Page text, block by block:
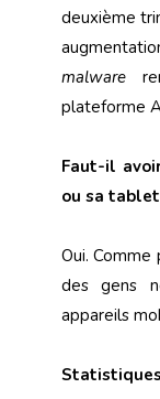
deuxième
malware
plateforme
Faut-il
ou sa
Oui. Comme
des gens
appareils